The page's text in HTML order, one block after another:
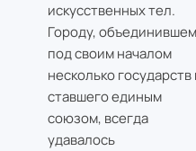
искусственных тел.
Городу,
под своим началом
несколько государств
ставшего единым
союзом, всегда
удавалось